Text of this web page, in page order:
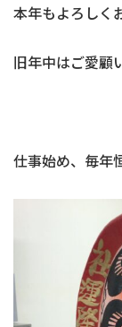
本年もよろしく
旧年中はご愛顧
仕事始め、毎年